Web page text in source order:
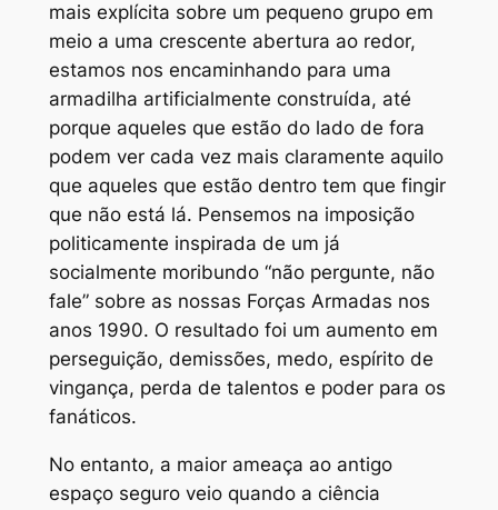
mais explícita sobre um pequeno grupo em
meio a uma crescente abertura ao redor,
estamos nos encaminhando para uma
armadilha artificialmente construída, até
porque aqueles que estão do lado de fora
podem ver cada vez mais claramente aquilo
que aqueles que estão dentro tem que fingir
que não está lá. Pensemos na imposição
politicamente inspirada de um já
socialmente moribundo “não pergunte, não
fale” sobre as nossas Forças Armadas nos
anos 1990. O resultado foi um aumento em
perseguição, demissões, medo, espírito de
vingança, perda de talentos e poder para os
fanáticos.
No entanto, a maior ameaça ao antigo
espaço seguro veio quando a ciência